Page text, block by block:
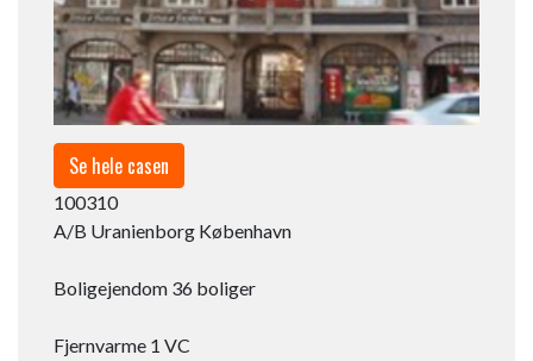
Se hele casen
100310​
A/B Uranienborg København​
Boligejendom 36 boliger
Fjernvarme 1 VC